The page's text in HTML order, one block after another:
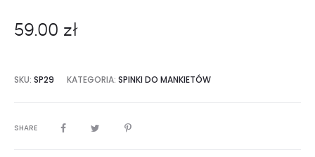
59.00 zł
SKU: SP29 KATEGORIA: SPINKI DO MANKIETÓW
SHARE